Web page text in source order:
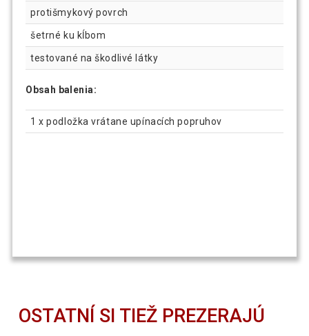
protišmykový povrch
šetrné ku kĺbom
testované na škodlivé látky
Obsah balenia:
1 x podložka vrátane upínacích popruhov
OSTATNÍ SI TIEŽ PREZERAJÚ